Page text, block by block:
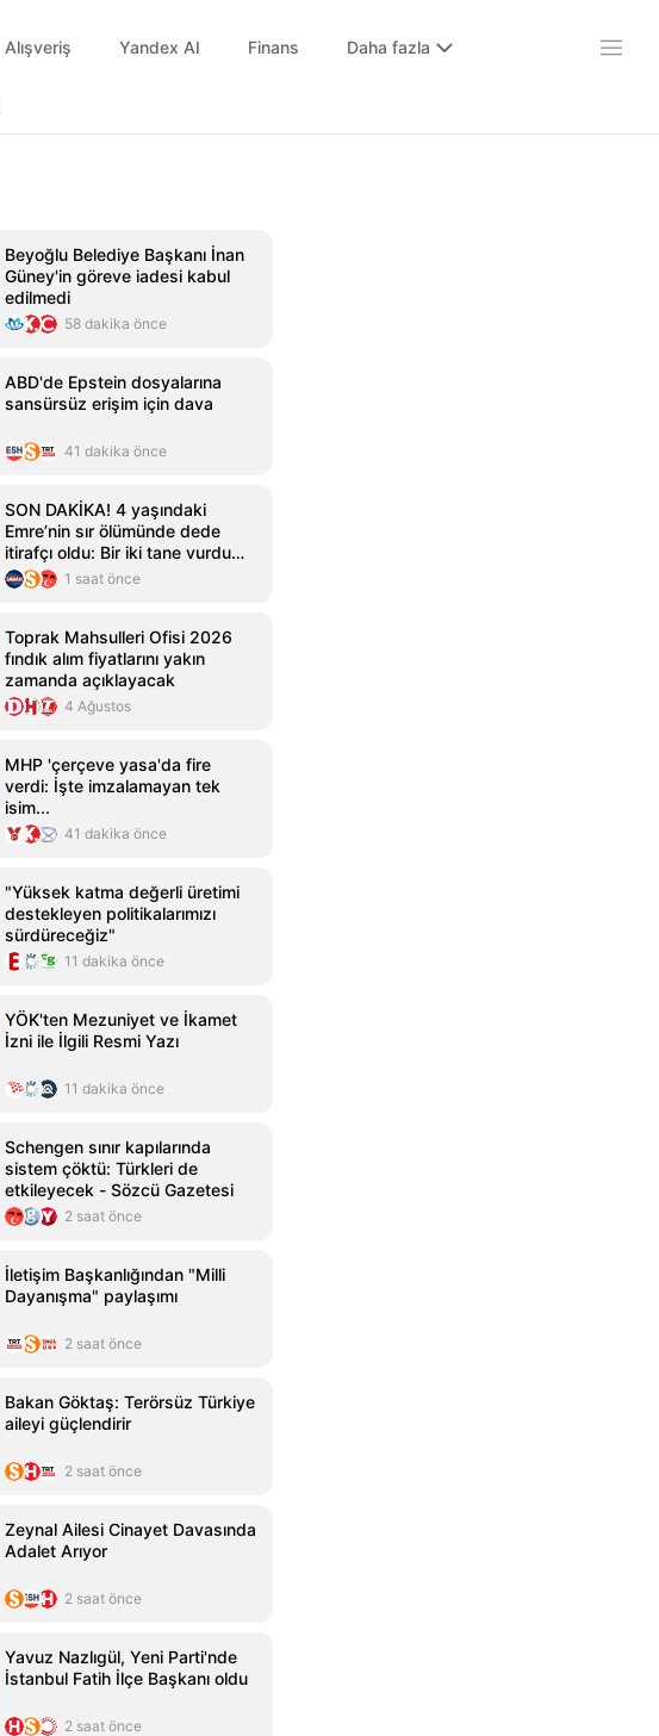
Alışveriş Yandex AI Finans Daha fazla
Beyoğlu Belediye Başkanı İnan
Güney'in göreve iadesi kabul
edilmedi
58 dakika önce
ABD'de Epstein dosyalarına
sansürsüz erişim için dava
41 dakika önce
SON DAKİKA! 4 yaşındaki
Emre’nin sır ölümünde dede
itirafçı oldu: Bir iki tane vurdum
bayıldı Anne 3 gün sonra o katil
ile evlenmiş...
1 saat önce
Toprak Mahsulleri Ofisi 2026
fındık alım fiyatlarını yakın
zamanda açıklayacak
4 Ağustos
MHP 'çerçeve yasa'da fire
verdi: İşte imzalamayan tek
isim...
41 dakika önce
"Yüksek katma değerli üretimi
destekleyen politikalarımızı
sürdüreceğiz"
11 dakika önce
YÖK'ten Mezuniyet ve İkamet
İzni ile İlgili Resmi Yazı
11 dakika önce
Schengen sınır kapılarında
sistem çöktü: Türkleri de
etkileyecek - Sözcü Gazetesi
2 saat önce
İletişim Başkanlığından "Milli
Dayanışma" paylaşımı
2 saat önce
Bakan Göktaş: Terörsüz Türkiye
aileyi güçlendirir
2 saat önce
Zeynal Ailesi Cinayet Davasında
Adalet Arıyor
2 saat önce
Yavuz Nazlıgül, Yeni Parti'nde
İstanbul Fatih İlçe Başkanı oldu
2 saat önce